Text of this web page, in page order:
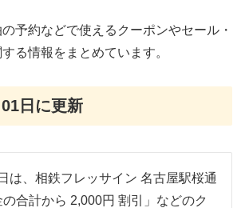
予約などで使えるクーポンやセール・
る情報をまとめています。
日に更新
は、相鉄フレッサイン 名古屋駅桜通
合計から 2,000円 割引」などのク